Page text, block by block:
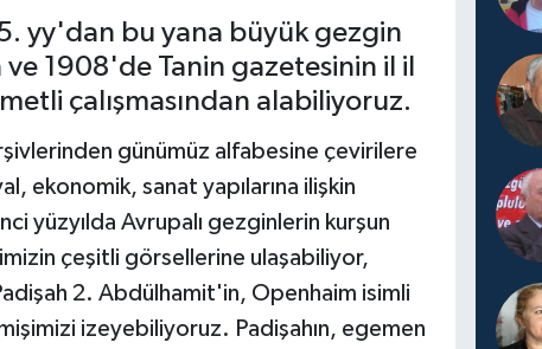
yy'dan bu yana büyük gezgin
1908'de Tanin gazetesinin il il
çalışmasından alabiliyoruz.
günümüz alfabesine çevirilere
ekonomik, sanat yapılarına ilişkin
yüzyılda Avrupalı gezginlerin kurşun
çeşitli görsellerine ulaşabiliyor,
2. Abdülhamit'in, Openhaim isimli
izeyebiliyoruz. Padişahın, egemen